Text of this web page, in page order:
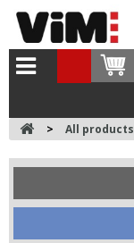
> All products